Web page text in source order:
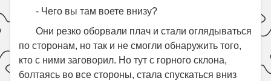
- Чего вы там воете внизу?
Они резко оборвали плач и стали оглядываться
по сторонам, но так и не смогли обнаружить того,
кто с ними заговорил. Но тут с горного склона,
болтаясь во все стороны, стала спускаться вниз